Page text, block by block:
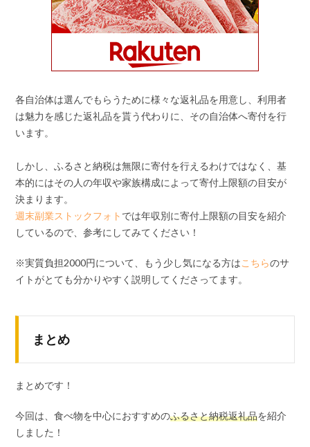
各自治体は選んでもらうために様々な返礼品を用意し、利用者
は魅力を感じた返礼品を貰う代わりに、その自治体へ寄付を行
います。
しかし、ふるさと納税は無限に寄付を行えるわけではなく、基
本的にはその人の年収や家族構成によって寄付上限額の目安が
決まります。
週末副業ストックフォト では年収別に寄付上限額の目安を紹介
しているので、参考にしてみてください！
※実質負担2000円について、もう少し気になる方はこちらのサ
イトがとても分かりやすく説明してくださってます。
まとめ
まとめです！
今回は、食べ物を中心におすすめのふるさと納税返礼品を紹介
しました！